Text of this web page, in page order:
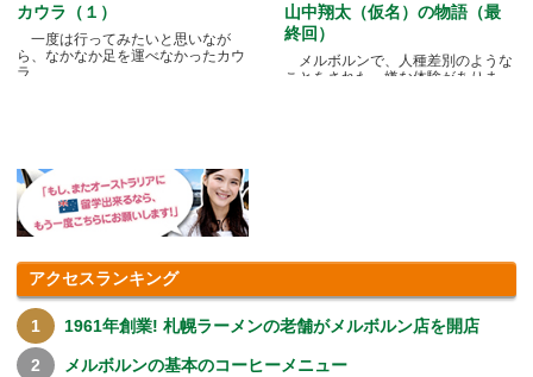
カウラ（１）
一度は行ってみたいと思いなが
ら、なかなか足を運べなかったカウ
ラ.....
山中翔太（仮名）の物語（最
終回）
メルボルンで、人種差別のような
ことをされた、嫌な体験がありま
アクセスランキング
1961年創業! 札幌ラーメンの老舗がメルボルン店を開店
メルボルンの基本のコーヒーメニュー